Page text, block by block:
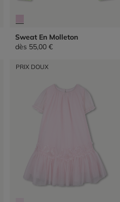
Sweat En Molleton
dès 55,00 €
PRIX DOUX